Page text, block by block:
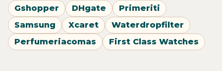
Gshopper DHgate
Primeriti
Samsung
Xcaret
Waterdropfilter
Perfumeriacomas
First Class Watches